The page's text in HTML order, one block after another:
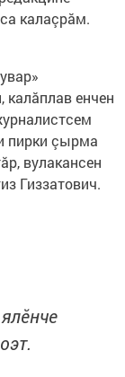
калаçрăм.
калăплав енчен
пирки çырма
вулакансен
Гиззатович.